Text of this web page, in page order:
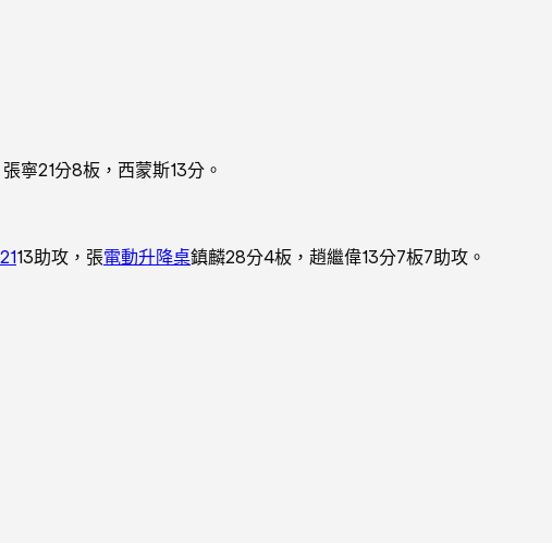
21分8板，西蒙斯13分。
13助攻，張電動升降桌鎮麟28分4板，趙繼偉13分7板7助攻。